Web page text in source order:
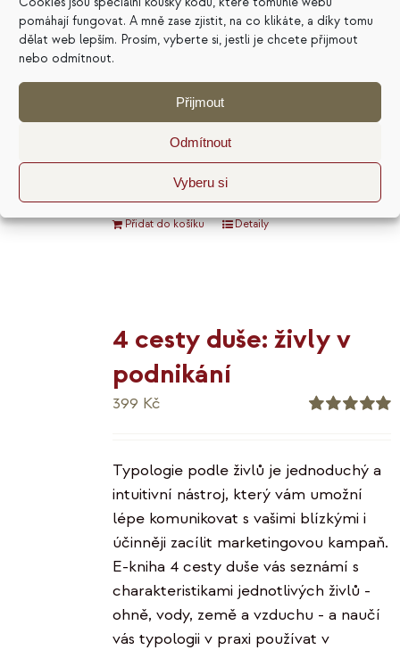
pomáhají fungovat. A mně zase zjistit, na co klikáte, a díky tomu
dělat web lepším. Prosím, vyberte si, jestli je chcete přijmout
nebo odmítnout.
Přijmout
Odmítnout
Vyberu si
Výhodné
Hodnocení
5.00z 5
cena
byla:
cena
je:
Balíček všech čtyř aktuálně
dostupných e-knih Madly Čevelové za
zvýhodněnou cenu. Obdržíte je ve
dvou formátech. Pdf se hodí pro čtení
na počítači nebo tisk, ePub pro většinu
čteček elektronických knih.
Přidat do košíku Detaily
4 cesty duše: živly v
podnikání
399 Kč
Typologie podle živlů je jednoduchý a
intuitivní nástroj, který vám umožní
lépe komunikovat s vašimi blízkými i
účinněji zacílit marketingovou kampaň.
E-kniha 4 cesty duše vás seznámí s
charakteristikami jednotlivých živlů -
ohně, vody, země a vzduchu - a naučí
vás typologii v praxi používat v